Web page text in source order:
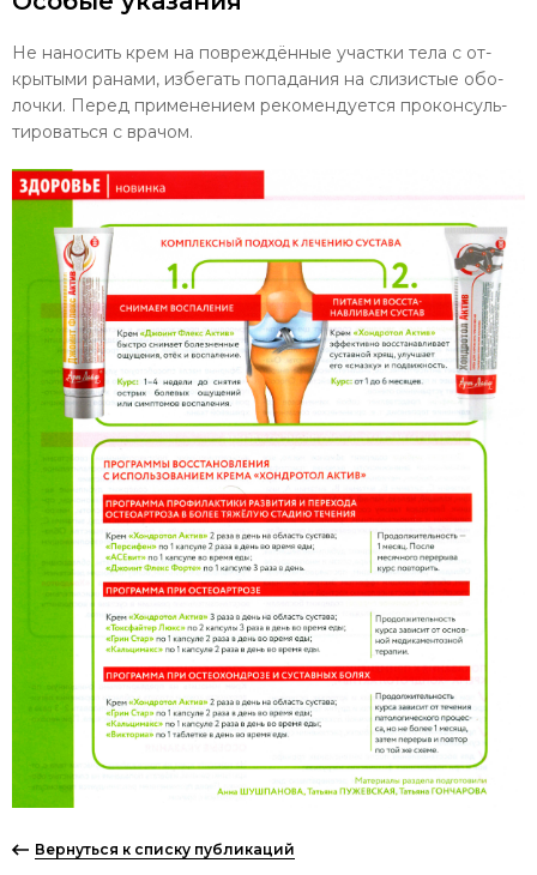
Не наносить крем на повреждённые участки тела с от­
крытыми ранами, избегать попадания на слизистые обо­
лочки. Перед применением рекомендуется проконсуль­
тироваться с врачом.
Вернуться к списку публикаций